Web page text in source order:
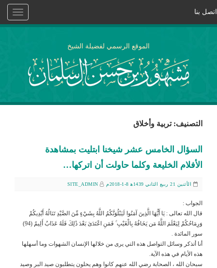
Toggle
اتصل بنا
الموقع الرسمي لفضيلة الشيخ
التصنيف: تربية وأخلاق
السؤال الخامس عشر شيخنا ابتليت بمشاهدة
الأفلام الخليعة وكلما حاولت أن اتركها…
الأثنين 21 ربيع الثاني 1439ﻫ 8-1-2018م SITE_ADMIN
الجواب :
قال الله تعالى : يَا أَيُّهَا الَّذِينَ آمَنُوا لَيَبْلُوَنَّكُمُ اللَّهُ بِشَيْءٍ مِّنَ الصَّيْدِ تَنَالُهُ أَيْدِيكُمْ
وَرِمَاحُكُمْ لِيَعْلَمَ اللَّهُ مَن يَخَافُهُ بِالْغَيْبِ ۚ فَمَنِ اعْتَدَىٰ بَعْدَ ذَٰلِكَ فَلَهُ عَذَابٌ أَلِيمٌ (94)
سور المائدة .
أنا أتذكر وسائل التواصل هذه التي يرى من خلالها الإنسان الشهوات وما أسهلها
هذه الأيام في هذه الآية.
سبحان الله ، الصحابة رضي الله عنهم كانوا وهم يحلون يتطلبون صيد البر وصيد